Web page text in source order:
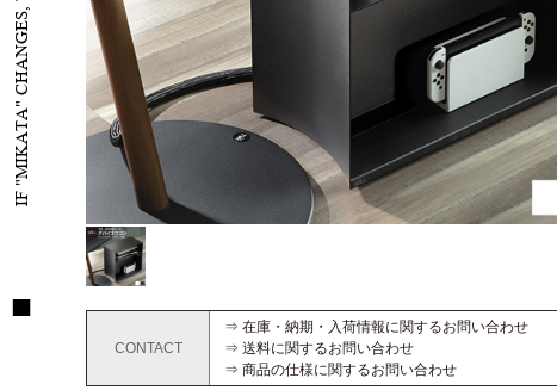
CONTACT
⇒ 在庫・納期・入荷情報に関するお問い合わせ
⇒ 送料に関するお問い合わせ
⇒ 商品の仕様に関するお問い合わせ